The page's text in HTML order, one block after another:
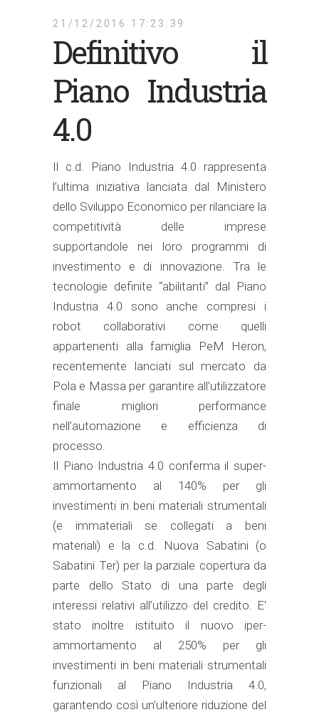
21/12/2016 17:23:39
Definitivo il
Piano Industria
4.0
Il c.d. Piano Industria 4.0 rappresenta
l’ultima iniziativa lanciata dal Ministero
dello Sviluppo Economico per rilanciare la
competitività delle imprese
supportandole nei loro programmi di
investimento e di innovazione. Tra le
tecnologie definite “abilitanti” dal Piano
Industria 4.0 sono anche compresi i
robot collaborativi come quelli
appartenenti alla famiglia PeM Heron,
recentemente lanciati sul mercato da
Pola e Massa per garantire all’utilizzatore
finale migliori performance
nell’automazione e efficienza di
processo.
Il Piano Industria 4.0 conferma il super-
ammortamento al 140% per gli
investimenti in beni materiali strumentali
(e immateriali se collegati a beni
materiali) e la c.d. Nuova Sabatini (o
Sabatini Ter) per la parziale copertura da
parte dello Stato di una parte degli
interessi relativi all’utilizzo del credito. E'
stato inoltre istituito il nuovo iper-
ammortamento al 250% per gli
investimenti in beni materiali strumentali
funzionali al Piano Industria 4.0,
garantendo così un’ulteriore riduzione del